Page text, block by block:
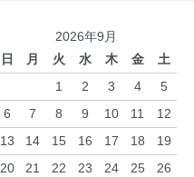
2026年9月
日
月 火 水 木 金
土
1
2 3 4
5
6
7 8 9 10 11
12
13
14 15 16 17 18
19
20
21 22 23 24 25
26